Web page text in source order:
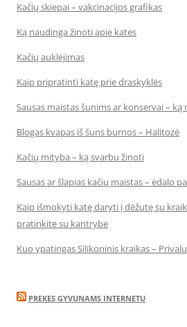
Kačių skiepai – vakcinacijos grafikas
Ką naudinga žinoti apie kates
Kačių auklėjimas
Kaip pripratinti katę prie draskyklės
Sausas maistas šunims ar konservai – ką
Blogas kvapas iš šuns burnos – Halitozė
Kačių mityba – ką svarbu žinoti
Sausas ar šlapias kačių maistas – ėdalo
Kaip išmokyti katę daryti į dėžutę su
pratinkite su kantrybe
Kuo ypatingas Silikoninis kraikas –
PREKES GYVUNAMS INTERNETU